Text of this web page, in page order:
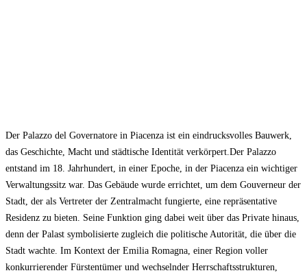
Der Palazzo del Governatore in Piacenza ist ein eindrucksvolles Bauwerk,
das Geschichte, Macht und städtische Identität verkörpert.Der Palazzo
entstand im 18. Jahrhundert, in einer Epoche, in der Piacenza ein wichtiger
Verwaltungssitz war. Das Gebäude wurde errichtet, um dem Gouverneur der
Stadt, der als Vertreter der Zentralmacht fungierte, eine repräsentative
Residenz zu bieten. Seine Funktion ging dabei weit über das Private hinaus,
denn der Palast symbolisierte zugleich die politische Autorität, die über die
Stadt wachte. Im Kontext der Emilia Romagna, einer Region voller
konkurrierender Fürstentümer und wechselnder Herrschaftsstrukturen,